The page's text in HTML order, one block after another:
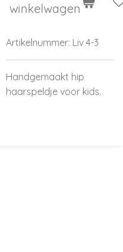
winkelwagen
Artikelnummer: Liv 4-3
Handgemaakt hip
haarspeldje voor kids.